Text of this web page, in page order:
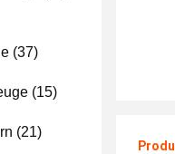
(37)
(15)
(21)